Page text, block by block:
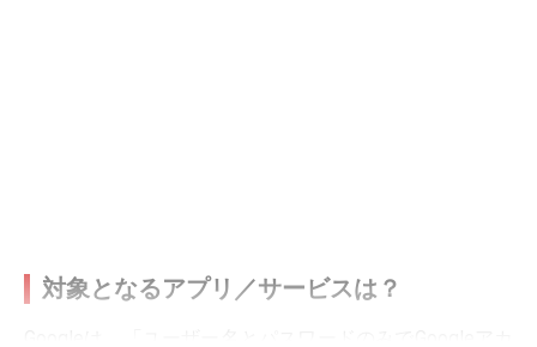
対象となるアプリ／サービスは？